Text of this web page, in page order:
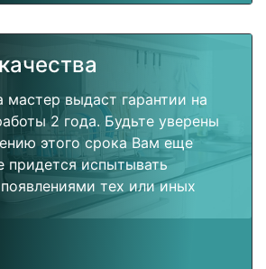
мастер выдаст гарантии на
2 года. Будьте уверены
этого срока Вам еще
придется испытывать
тех или иных